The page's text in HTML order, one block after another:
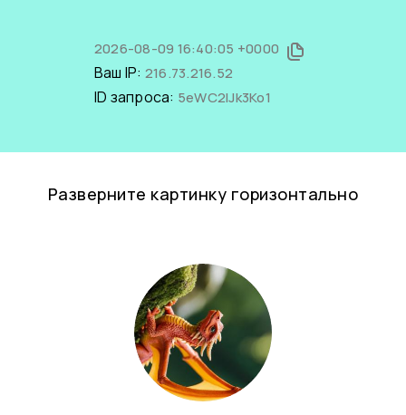
2026-08-09 16:40:05 +0000
Ваш IP: 216.73.216.52
ID запроса: 5eWC2IJk3Ko1
Разверните картинку горизонтально